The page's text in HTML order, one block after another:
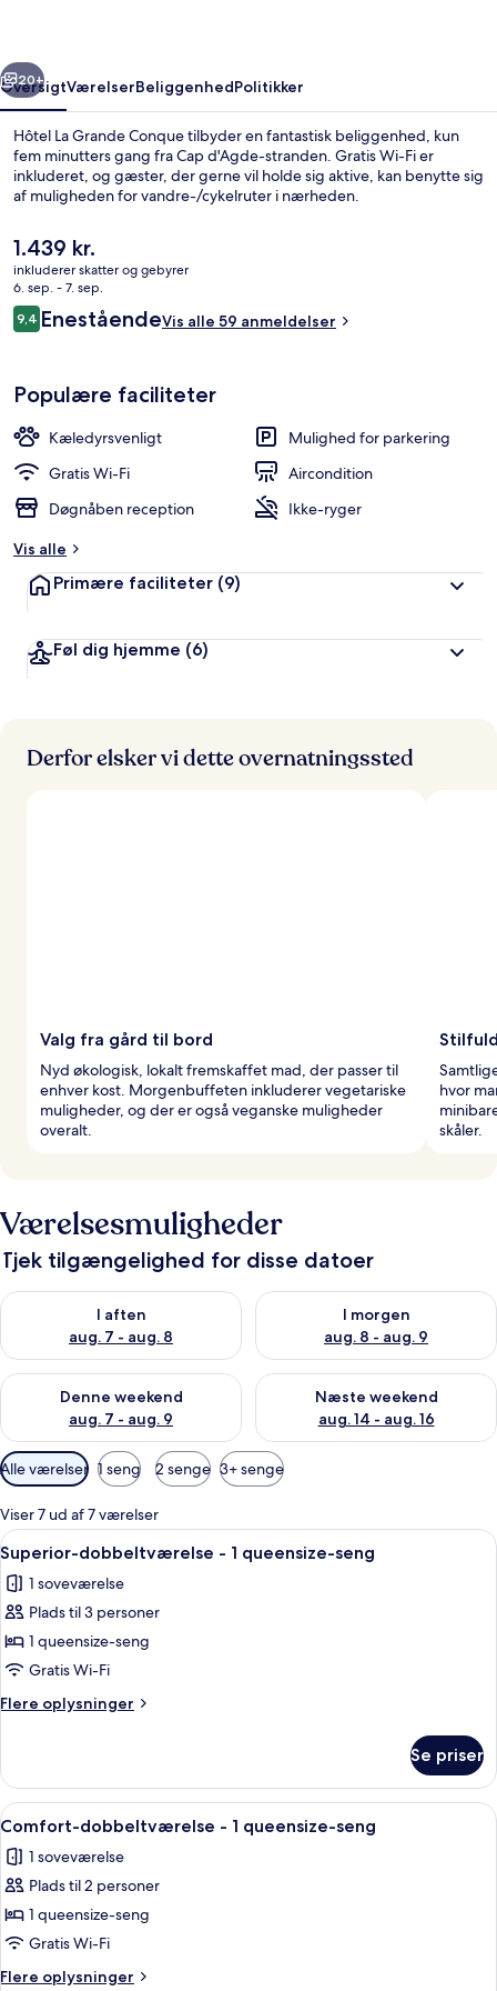
Design-dobbeltværelse | Minibar,
Næste
20+
OversigtVærelserBeliggenhedPolitikker
Hôtel La Grande Conque tilbyder en fantastisk beliggenhed, kun
fem minutters gang fra Cap d'Agde-stranden. Gratis Wi-Fi er
inkluderet, og gæster, der gerne vil holde sig aktive, kan benytte sig
af muligheden for vandre-/cykelruter i nærheden.
Den
nuværende
pris
er
1.439 kr.
1.439 kr.
inkluderer skatter og gebyrer
6. sep. - 7. sep.
Anmeldelser
9,49,4 ud af 10.
EneståendeVis alle 59 anmeldelser
Populære faciliteter
Kæledyrsvenligt
Mulighed for parkering
Gratis Wi-Fi
Aircondition
Døgnåben reception
Ikke-ryger
Vis alle
Primære faciliteter (9)
Føl dig hjemme (6)
Derfor elsker vi dette overnatningssted
Valg fra gård til bord
Nyd økologisk, lokalt fremskaffet mad, der passer til
enhver kost. Morgenbuffeten inkluderer vegetariske
muligheder, og der er også veganske muligheder
overalt.
hvor
skåler.
Værelsesmuligheder
Tjek tilgængelighed for disse datoer
I aften
aug. 7 - aug. 8
Tjek tilgængelighed for i aften aug. 7 - aug. 8
I morgen
aug. 8 - aug. 9
Tjek tilgængelighed for i
Denne weekend
aug. 7 - aug. 9
Tjek tilgængelighed for denne weekend aug. 7 - aug. 9
Næste weekend
aug. 14 - aug. 16
Tjek tilgængelighed for næste
Tilgængelige
filtre
for
værelser
Alle værelser 1 seng 2 senge 3+ senge
Viser 7 ud af 7 værelser
Indlæs
alle
billeder
af
Superior-
dobbeltværelse
-
1
seng
Et soveværelse med en seng, et lille
4
Superior-dobbeltværelse - 1 queensize-seng
1 soveværelse
Plads til 3 personer
1 queensize-seng
Gratis Wi-Fi
Flere oplysninger
Flere
dobbeltværelse
1
seng
Se priser
Indlæs
alle
billeder
af
Comfort-
dobbeltværelse
-
Et hotelværelse med en seng, et lille
3
Comfort-dobbeltværelse - 1 queensize-seng
1 soveværelse
Plads til 2 personer
1 queensize-seng
Gratis Wi-Fi
Flere oplysninger
Flere